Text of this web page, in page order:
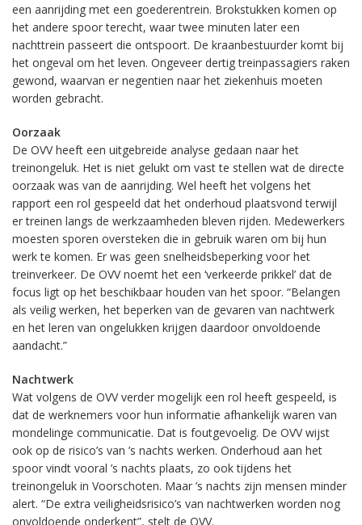
een aanrijding met een goederentrein. Brokstukken komen op
het andere spoor terecht, waar twee minuten later een
nachttrein passeert die ontspoort. De kraanbestuurder komt bij
het ongeval om het leven. Ongeveer dertig treinpassagiers raken
gewond, waarvan er negentien naar het ziekenhuis moeten
worden gebracht.
Oorzaak
De OVV heeft een uitgebreide analyse gedaan naar het
treinongeluk. Het is niet gelukt om vast te stellen wat de directe
oorzaak was van de aanrijding. Wel heeft het volgens het
rapport een rol gespeeld dat het onderhoud plaatsvond terwijl
er treinen langs de werkzaamheden bleven rijden. Medewerkers
moesten sporen oversteken die in gebruik waren om bij hun
werk te komen. Er was geen snelheidsbeperking voor het
treinverkeer. De OVV noemt het een ‘verkeerde prikkel’ dat de
focus ligt op het beschikbaar houden van het spoor. “Belangen
als veilig werken, het beperken van de gevaren van nachtwerk
en het leren van ongelukken krijgen daardoor onvoldoende
aandacht.”
Nachtwerk
Wat volgens de OVV verder mogelijk een rol heeft gespeeld, is
dat de werknemers voor hun informatie afhankelijk waren van
mondelinge communicatie. Dat is foutgevoelig. De OVV wijst
ook op de risico’s van ’s nachts werken. Onderhoud aan het
spoor vindt vooral ’s nachts plaats, zo ook tijdens het
treinongeluk in Voorschoten. Maar ’s nachts zijn mensen minder
alert. “De extra veiligheidsrisico’s van nachtwerken worden nog
onvoldoende onderkent”, stelt de OVV.